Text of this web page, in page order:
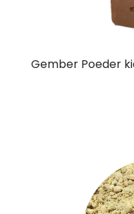
Gember Poeder